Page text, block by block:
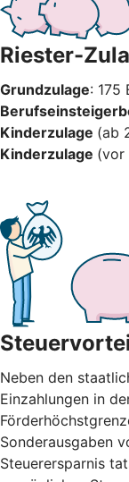
Riester-
Grundzulage: 175
Kinderzulage (ab
Kinderzulage (vor
Neben den
Einzahlungen in
Sonderausgaben
Steuerersparnis